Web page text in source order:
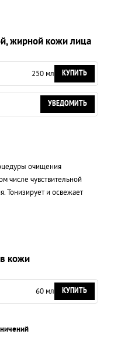
жирной кожи лица
250 мл КУПИТЬ
УВЕДОМИТЬ
очищения
числе чувствительной
Тонизирует и освежает
кожи
60 мл КУПИТЬ